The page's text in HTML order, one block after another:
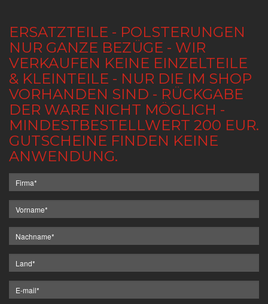
ERSATZTEILE - POLSTERUNGEN
NUR GANZE BEZÜGE - WIR
VERKAUFEN KEINE EINZELTEILE
& KLEINTEILE - NUR DIE IM SHOP
VORHANDEN SIND - RÜCKGABE
DER WARE NICHT MÖGLICH -
MINDESTBESTELLWERT 200 EUR.
GUTSCHEINE FINDEN KEINE
ANWENDUNG.